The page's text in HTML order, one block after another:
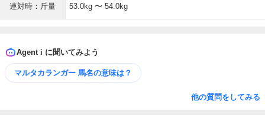
連対時：斤量 53.0kg 〜 54.0kg
Agent i に聞いてみよう
マルタカランガー 馬名の意味は？
他の質問をしてみる